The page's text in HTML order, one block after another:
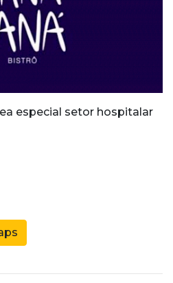
especial setor hospitalar